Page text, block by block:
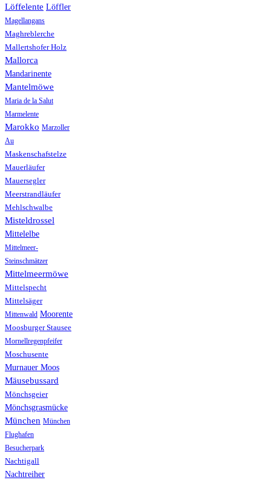
Löffelente Löffler
Magellangans
Maghreblerche
Mallertshofer Holz
Mallorca
Mandarinente
Mantelmöwe
Maria de la Salut
Marmelente
Marokko Marzoller
Au
Maskenschafstelze
Mauerläufer
Mauersegler
Meerstrandläufer
Mehlschwalbe
Misteldrossel
Mittelelbe
Mittelmeer-
Steinschmätzer
Mittelmeermöwe
Mittelspecht
Mittelsäger
Mittenwald Moorente
Moosburger Stausee
Mornellregenpfeifer
Moschusente
Murnauer Moos
Mäusebussard
Mönchsgeier
Mönchsgrasmücke
München München
Flughafen
Besucherpark
Nachtigall
Nachtreiher